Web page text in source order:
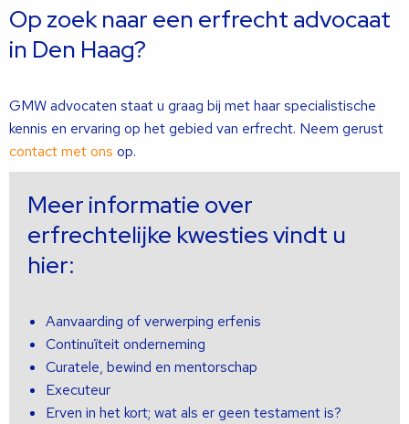
Op zoek naar een erfrecht advocaat
in Den Haag?
GMW advocaten staat u graag bij met haar specialistische
kennis en ervaring op het gebied van erfrecht. Neem gerust
contact met ons op.
Meer informatie over
erfrechtelijke kwesties vindt u
hier:
Aanvaarding of verwerping erfenis
Continuïteit onderneming
Curatele, bewind en mentorschap
Executeur
Erven in het kort; wat als er geen testament is?